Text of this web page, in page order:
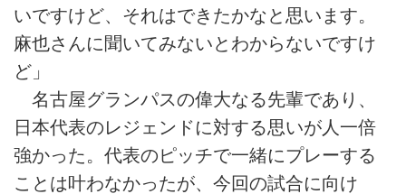
いですけど、それはできたかなと思います。
麻也さんに聞いてみないとわからないですけ
ど」
名古屋グランパスの偉大なる先輩であり、
日本代表のレジェンドに対する思いが人一倍
強かった。代表のピッチで一緒にプレーする
ことは叶わなかったが、今回の試合に向け